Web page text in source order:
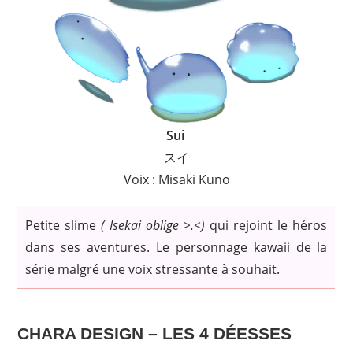
Sui
スイ
Voix : Misaki Kuno
Petite slime( Isekai oblige >.<) qui rejoint le héros
dans ses aventures. Le personnage kawaii de la
série malgré une voix stressante à souhait.
CHARA DESIGN – LES 4 DÉESSES